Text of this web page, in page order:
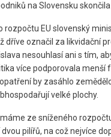
na Slovensku
rozpočtu EU slovenský
dříve označil za likvidační
nesouhlasí ani s tím,
více podporovala menší
by zasáhlo
velké plochy.
ze sníženého
pilířů, na což nejvíce